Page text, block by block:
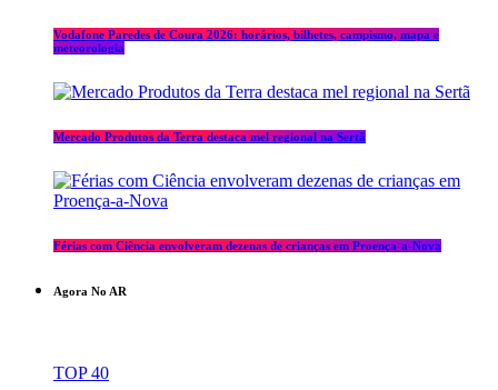
Vodafone Paredes de Coura 2026: horários, bilhetes, campismo, mapa e
meteorologia
Mercado Produtos da Terra destaca mel regional na Sertã
Férias com Ciência envolveram dezenas de crianças em Proença-a-Nova
Agora No AR
TOP 40